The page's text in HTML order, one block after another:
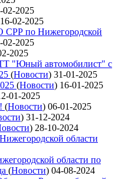
02-2025
16-02-2025
СРР по Нижегородской
02-2025
2025
"Юный автомобилист" с
(Новости) 31-01-2025
(Новости) 16-01-2025
01-2025
(Новости) 06-01-2025
) 31-12-2024
) 28-10-2024
области
области по
(Новости) 04-08-2024